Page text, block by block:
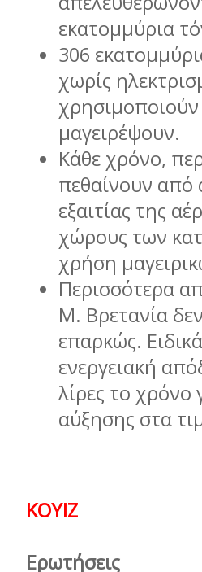
εκατοµµύρια
306
χωρίς
χρησιµοποιούν
µαγειρέψουν.
Κάθε χρόνο,
πεθαίνουν από
εξαιτίας της
χώρους των
χρήση
Περισσότερα
Μ. Βρετανία
επαρκώς.
ενεργειακή
λίρες το χρόνο
αύξησης στα
ΚΟΥΙΖ
Ερωτήσεις